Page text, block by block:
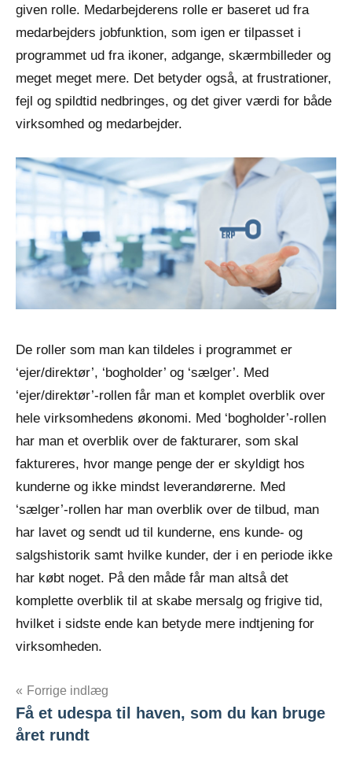
given rolle. Medarbejderens rolle er baseret ud fra
medarbejders jobfunktion, som igen er tilpasset i
programmet ud fra ikoner, adgange, skærmbilleder og
meget meget mere. Det betyder også, at frustrationer,
fejl og spildtid nedbringes, og det giver værdi for både
virksomhed og medarbejder.
De roller som man kan tildeles i programmet er
‘ejer/direktør’, ‘bogholder’ og ‘sælger’. Med
‘ejer/direktør’-rollen får man et komplet overblik over
hele virksomhedens økonomi. Med ‘bogholder’-rollen
har man et overblik over de fakturarer, som skal
faktureres, hvor mange penge der er skyldigt hos
kunderne og ikke mindst leverandørerne. Med
‘sælger’-rollen har man overblik over de tilbud, man
har lavet og sendt ud til kunderne, ens kunde- og
salgshistorik samt hvilke kunder, der i en periode ikke
har købt noget. På den måde får man altså det
komplette overblik til at skabe mersalg og frigive tid,
hvilket i sidste ende kan betyde mere indtjening for
virksomheden.
Indlægsnavigation
Forrige indlæg
Få et udespa til haven, som du kan bruge
året rundt